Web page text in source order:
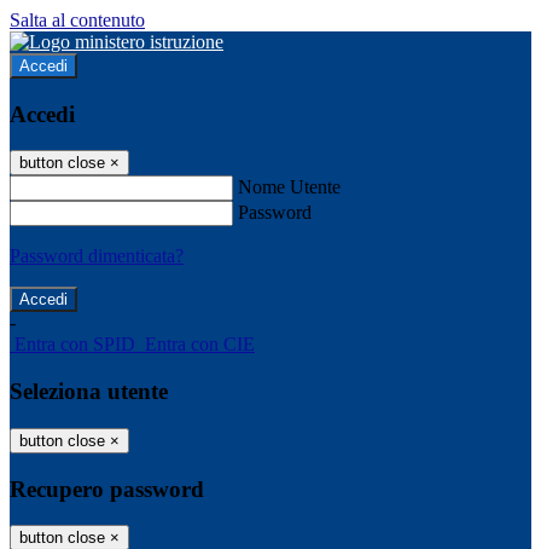
Salta al contenuto
Accedi
Accedi
button close ×
Nome Utente
Password
Password dimenticata?
-
Entra con SPID Entra con CIE
Seleziona utente
button close ×
Recupero password
button close ×